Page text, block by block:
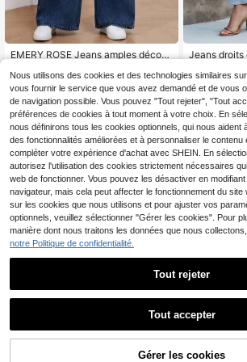
EMERY ROSE Jeans amples décont
ue pour femmes grandes tailles
22,49€
#Deep blue denim
Elaquor Jeans amples avec poches,
Jeans droits
s, pantalon
moyen,
contracté
27,99€
Jeans
taille,
25,99€
AJOUTER AU
Nous utilisons des cookies et des technologies similaires
vous fournir le service que vous avez demandé et de vous
de navigation possible. Vous pouvez "Tout rejeter", "Tout
préférences de cookies à tout moment à votre choix. En
nous définirons tous les cookies optionnels, qui nous aident
des fonctionnalités améliorées et à personnaliser le contenu
compléter votre expérience d'achat avec SHEIN. En
autorisez l'utilisation des cookies strictement nécessaires
web de fonctionner. Vous pouvez les désactiver en
navigateur, mais cela peut affecter le fonctionnement du site
sur les cookies que nous utilisons et pour ajuster vos
optionnels, veuillez sélectionner "Gérer les cookies". Pour
manière dont nous traitons les données que nous collectons,
notre Politique de confidentialité.
Tout rejeter
Tout accepter
Gérer les cookies